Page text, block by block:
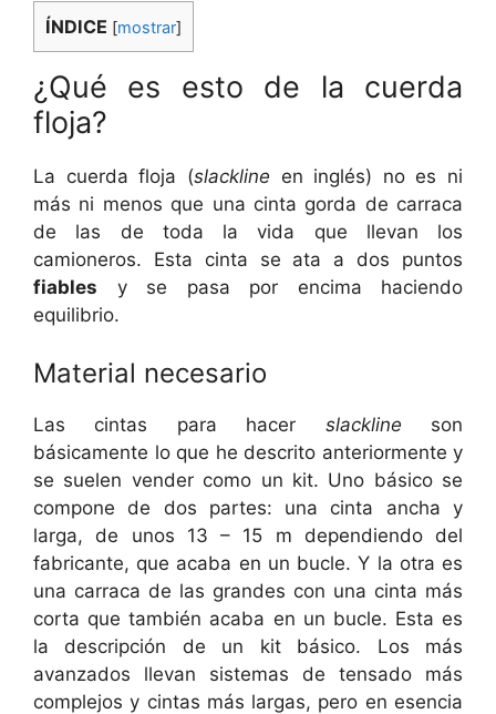
ÍNDICE [mostrar]
¿Qué es esto de la cuerda
floja?
La cuerda floja (slackline en inglés) no es ni
más ni menos que una cinta gorda de carraca
de las de toda la vida que llevan los
camioneros. Esta cinta se ata a dos puntos
fiables y se pasa por encima haciendo
equilibrio.
Material necesario
Las cintas para hacer slackline son
básicamente lo que he descrito anteriormente y
se suelen vender como un kit. Uno básico se
compone de dos partes: una cinta ancha y
larga, de unos 13 – 15 m dependiendo del
fabricante, que acaba en un bucle. Y la otra es
una carraca de las grandes con una cinta más
corta que también acaba en un bucle. Esta es
la descripción de un kit básico. Los más
avanzados llevan sistemas de tensado más
complejos y cintas más largas, pero en esencia